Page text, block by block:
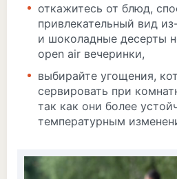
откажитесь от блюд,
привлекательный вид
и шоколадные десерты
open air вечеринки,
выбирайте угощения,
сервировать при
так как они более
температурным